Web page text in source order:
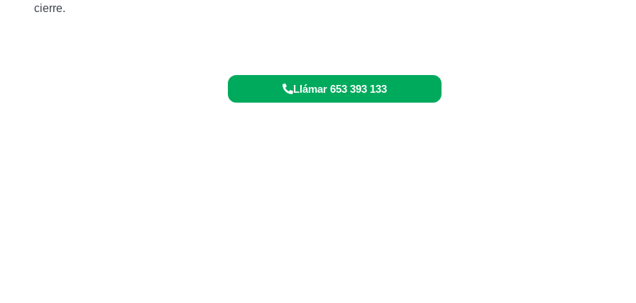
cierre.
Llámar 653 393 133